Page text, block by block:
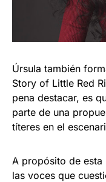
Úrsula también
Story of Little Red
pena destacar, es
parte de una
títeres en el
A propósito de
las voces que